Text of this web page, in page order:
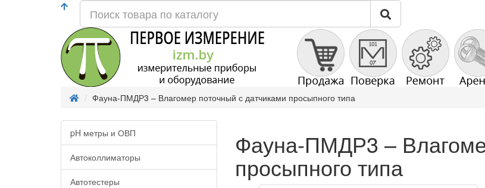
Фауна-ПМДР3 – Влагомер поточный с датчиками просыпного типа
pH метры и ОВП
Автоколлиматоры
Автотестеры
Фауна-ПМДР3 –
просыпного типа